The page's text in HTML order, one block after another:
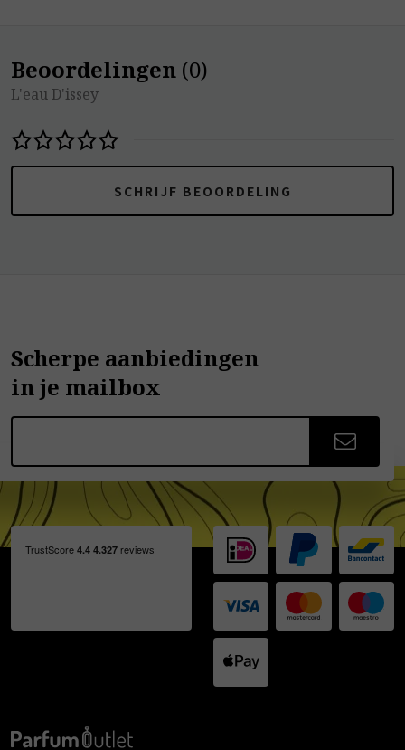
Beoordelingen (0)
L'eau D'issey
SCHRIJF BEOORDELING
Scherpe aanbiedingen
in je mailbox